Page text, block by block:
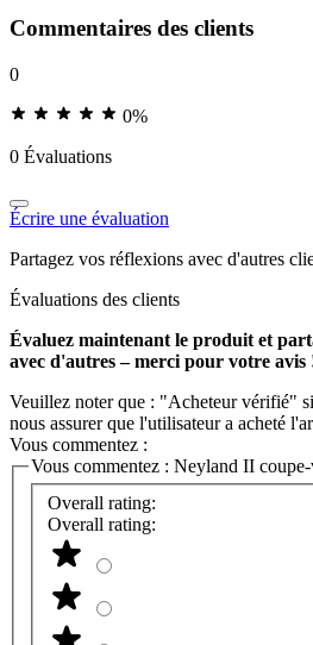
Commentaires des clients
0
0%
0 Évaluations
Écrire une évaluation
Partagez vos réflexions avec d'autres
Évaluations des clients
Évaluez maintenant le produit et
avec d'autres – merci pour votre avis
Veuillez noter que : "Acheteur vérifié"
nous assurer que l'utilisateur a acheté
Vous commentez :
Vous commentez : Neyland II
Overall rating:
Overall rating: